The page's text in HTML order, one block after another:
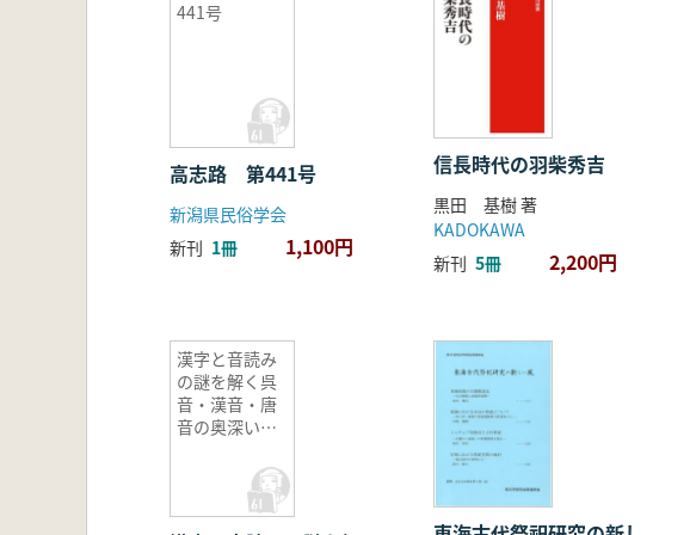
441号
高志路 第441号
新潟県民俗学会
新刊 1冊 1,100円
信長時代の羽柴秀吉
黒田 基樹 著
KADOKAWA
新刊 5冊 2,200円
漢字と音読み
の謎を解く呉
音・漢音・唐
音の奥深い世